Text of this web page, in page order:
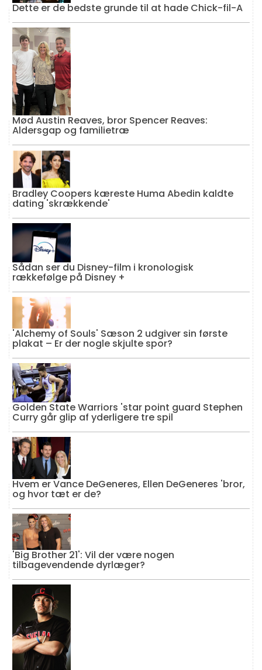
Dette er de bedste grunde til at hade Chick-fil-A
Mød Austin Reaves, bror Spencer Reaves:
Aldersgap og familietræ
Bradley Coopers kæreste Huma Abedin kaldte
dating 'skrækkende'
Sådan ser du Disney-film i kronologisk
rækkefølge på Disney +
'Alchemy of Souls' Sæson 2 udgiver sin første
plakat – Er der nogle skjulte spor?
Golden State Warriors 'star point guard Stephen
Curry går glip af yderligere tre spil
Hvem er Vance DeGeneres, Ellen DeGeneres 'bror,
og hvor tæt er de?
'Big Brother 21': Vil der være nogen
tilbagevendende dyrlæger?